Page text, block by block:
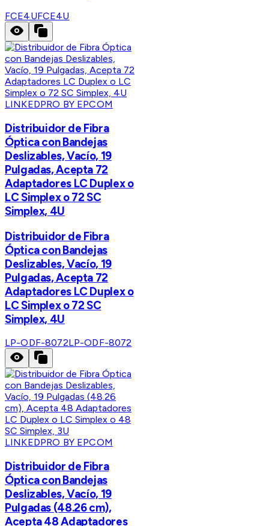
FCE4UFCE4U
LINKEDPRO BY EPCOM
Distribuidor de Fibra
Óptica con Bandejas
Deslizables, Vacío, 19
Pulgadas, Acepta 72
Adaptadores LC Duplex o
LC Simplex o 72 SC
Simplex, 4U
Distribuidor de Fibra
Óptica con Bandejas
Deslizables, Vacío, 19
Pulgadas, Acepta 72
Adaptadores LC Duplex o
LC Simplex o 72 SC
Simplex, 4U
LP-ODF-8072LP-ODF-8072
LINKEDPRO BY EPCOM
Distribuidor de Fibra
Óptica con Bandejas
Deslizables, Vacío, 19
Pulgadas (48.26 cm),
Acepta 48 Adaptadores